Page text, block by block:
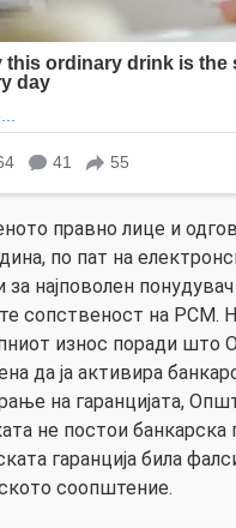
правно лице и
по пат на
за најповолен
сопственост на РСМ.
износ поради
да ја активира
на гаранцијата,
не постои банкарска
гаранција била
соопштение.